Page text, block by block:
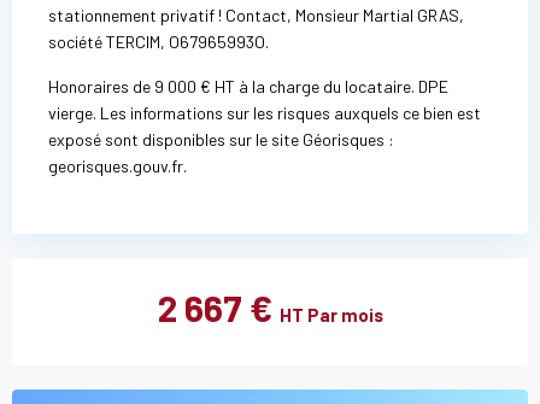
stationnement privatif ! Contact, Monsieur Martial GRAS,
société TERCIM, O67965993O.
Honoraires de 9 000 € HT à la charge du locataire. DPE
vierge. Les informations sur les risques auxquels ce bien est
exposé sont disponibles sur le site Géorisques :
georisques.gouv.fr.
2 667 € HT Par mois